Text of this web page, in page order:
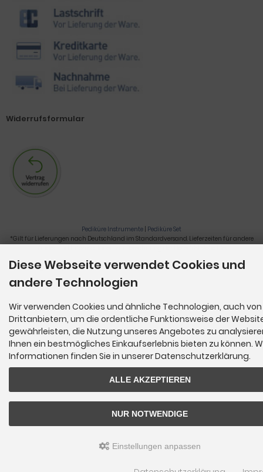
Widerrufsformular
Pediküre Instrumente | Pediküre Set
*Gilt für Lieferungen nach Deutschland im Standardversand. Lieferzeiten für andere
Nagelzange, Podologie, Pediküre, Fußpflegegeräte, Nagelfräser © 2026
Diese Webseite verwendet Cookies und
andere Technologien
Wir verwenden Cookies und ähnliche Technologien, auch von
Drittanbietern, um die ordentliche Funktionsweise der
gewährleisten, die Nutzung unseres Angebotes zu
Ihnen ein bestmögliches Einkaufserlebnis bieten zu können.
Informationen finden Sie in unserer Datenschutzerklärung.
ALLE AKZEPTIEREN
NUR NOTWENDIGE
Einstellungen anpassen